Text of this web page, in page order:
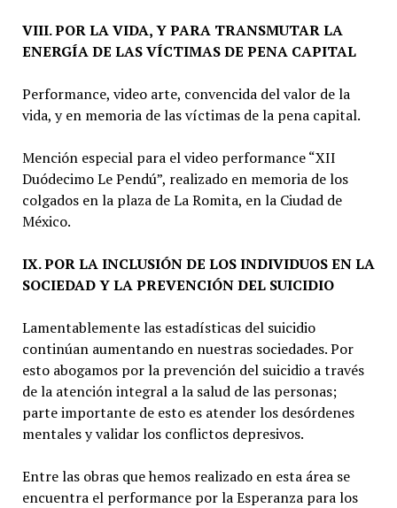
VIII. POR LA VIDA, Y PARA TRANSMUTAR LA
ENERGÍA DE LAS VÍCTIMAS DE PENA CAPITAL
Performance, video arte, convencida del valor de la
vida, y en memoria de las víctimas de la pena capital.
Mención especial para el video performance “XII
Duódecimo Le Pendú”, realizado en memoria de los
colgados en la plaza de La Romita, en la Ciudad de
México.
IX. POR LA INCLUSIÓN DE LOS INDIVIDUOS EN LA
SOCIEDAD Y LA PREVENCIÓN DEL SUICIDIO
Lamentablemente las estadísticas del suicidio
continúan aumentando en nuestras sociedades. Por
esto abogamos por la prevención del suicidio a través
de la atención integral a la salud de las personas;
parte importante de esto es atender los desórdenes
mentales y validar los conflictos depresivos.
Entre las obras que hemos realizado en esta área se
encuentra el performance por la Esperanza para los